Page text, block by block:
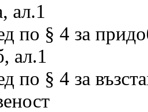
ал.1
по § 4 за
ал.1
по § 4 за